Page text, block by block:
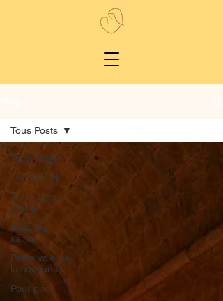
Tous Posts
Théo & spi
A Jésus, par
Marie
Avec les
saints
Petite voie de
la confiance
Pour prier
Tous Posts